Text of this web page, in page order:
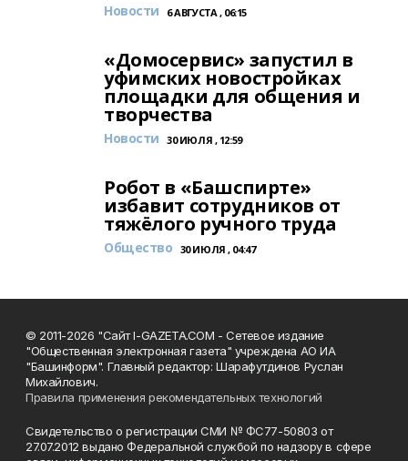
Новости 6 АВГУСТА , 06:15
«Домосервис» запустил в
уфимских новостройках
площадки для общения и
творчества
Новости 30 ИЮЛЯ , 12:59
Робот в «Башспирте»
избавит сотрудников от
тяжёлого ручного труда
Общество 30 ИЮЛЯ , 04:47
© 2011-2026 "Сайт I-GAZETA.COM - Сетевое издание
"Общественная электронная газета" учреждена АО ИА
"Башинформ". Главный редактор: Шарафутдинов Руслан
Михайлович.
Правила применения рекомендательных технологий
Свидетельство о регистрации СМИ № ФС77-50803 от
27.07.2012 выдано Федеральной службой по надзору в сфере